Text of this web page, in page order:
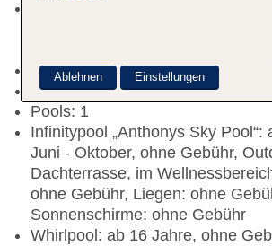
Lift
Dachterrasse, Sonnenterrasse
Pools: 1
Infinitypool „Anthonys Sky Pool“:
Juni - Oktober, ohne Gebühr,
Dachterrasse, im
ohne Gebühr, Liegen: ohne
Sonnenschirme: ohne Gebühr
Whirlpool: ab 16 Jahre, ohne
Ablehnen Einstellungen